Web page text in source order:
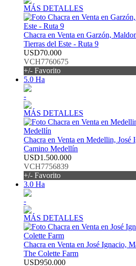
MÁS DETALLES
Chacra en Venta en Garzón,
Tierras del Este - Ruta 9
USD70.000
VCH7760675
+/- Favorito
5.0 Ha
-
MÁS DETALLES
Chacra en Venta en Medellin, José
Camino Medellín
USD1.500.000
VCH7756839
+/- Favorito
3.0 Ha
-
MÁS DETALLES
Chacra en Venta en José Ignacio,
The Colette Farm
USD950.000